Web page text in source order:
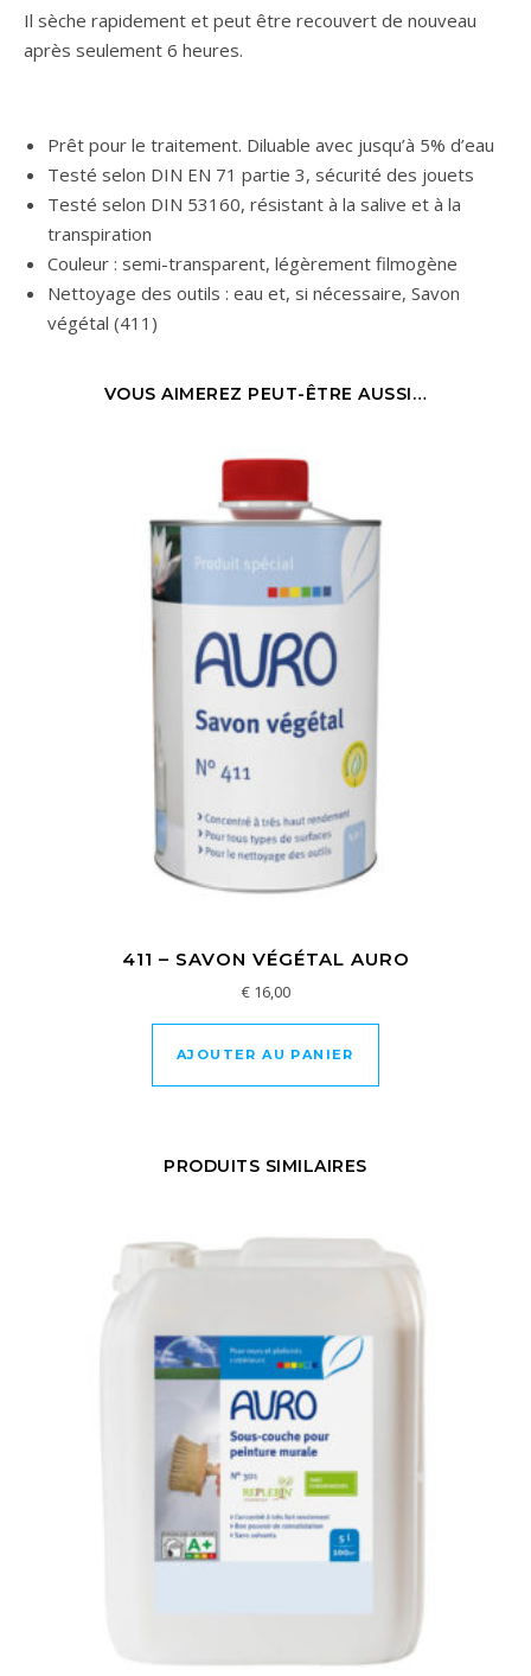
Il sèche rapidement et peut être recouvert de nouveau
après seulement 6 heures.
Prêt pour le traitement. Diluable avec jusqu’à 5% d’eau
Testé selon DIN EN 71 partie 3, sécurité des jouets
Testé selon DIN 53160, résistant à la salive et à la
transpiration
Couleur : semi-transparent, légèrement filmogène
Nettoyage des outils : eau et, si nécessaire, Savon
végétal (411)
VOUS AIMEREZ PEUT-ÊTRE AUSSI…
411 – SAVON VÉGÉTAL AURO
€16,00
AJOUTER AU PANIER
PRODUITS SIMILAIRES